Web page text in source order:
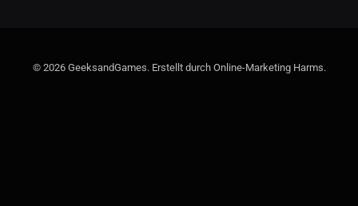
© 2026 GeeksandGames. Erstellt durch Online-Marketing Harms.